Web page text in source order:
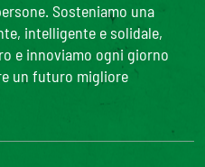
Sosteniamo una
intelligente e solidale,
e innoviamo ogni giorno
un futuro migliore